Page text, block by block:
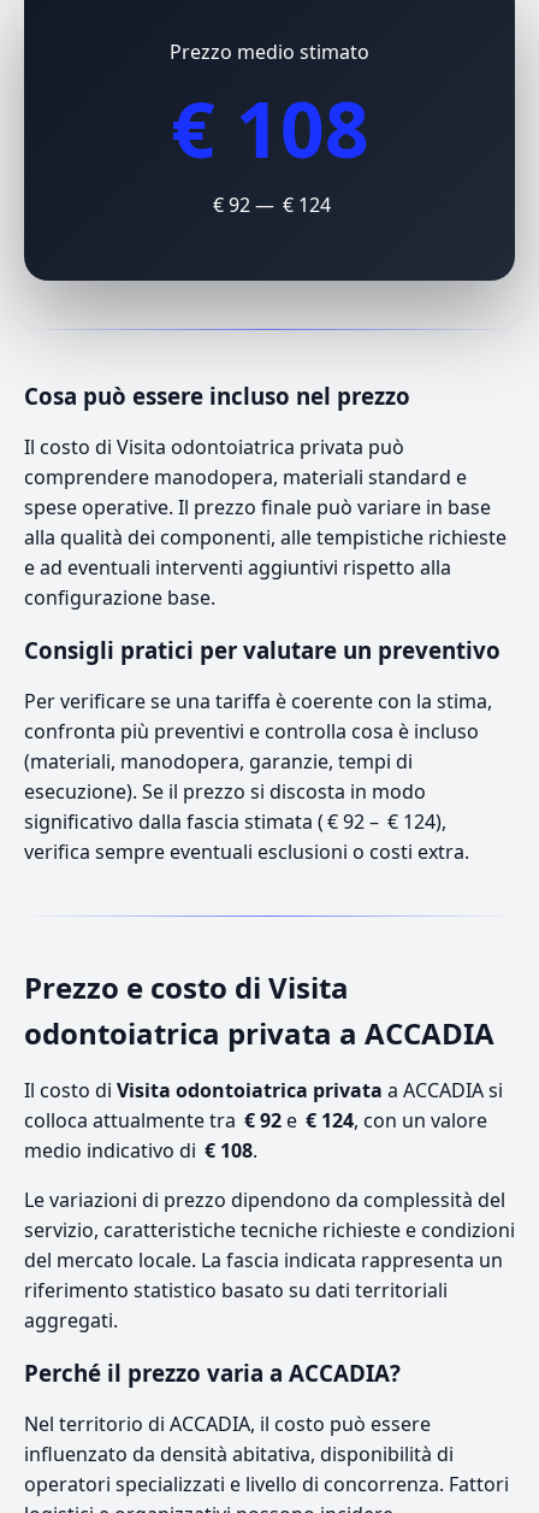
Prezzo medio stimato
€ 108
€ 92 — € 124
Cosa può essere incluso nel prezzo
Il costo di Visita odontoiatrica privata può
comprendere manodopera, materiali standard e
spese operative. Il prezzo finale può variare in base
alla qualità dei componenti, alle tempistiche richieste
e ad eventuali interventi aggiuntivi rispetto alla
configurazione base.
Consigli pratici per valutare un preventivo
Per verificare se una tariffa è coerente con la stima,
confronta più preventivi e controlla cosa è incluso
(materiali, manodopera, garanzie, tempi di
esecuzione). Se il prezzo si discosta in modo
significativo dalla fascia stimata ( € 92 – € 124),
verifica sempre eventuali esclusioni o costi extra.
Prezzo e costo di Visita
odontoiatrica privata a ACCADIA
Il costo di Visita odontoiatrica privata a ACCADIA si
colloca attualmente tra € 92e € 124, con un valore
medio indicativo di € 108.
Le variazioni di prezzo dipendono da complessità del
servizio, caratteristiche tecniche richieste e condizioni
del mercato locale. La fascia indicata rappresenta un
riferimento statistico basato su dati territoriali
aggregati.
Perché il prezzo varia a ACCADIA?
Nel territorio di ACCADIA, il costo può essere
influenzato da densità abitativa, disponibilità di
operatori specializzati e livello di concorrenza. Fattori